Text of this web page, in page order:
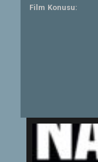
Film Konusu: